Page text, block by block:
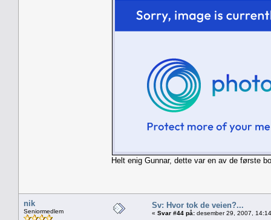
Helt enig Gunnar, dette var en av de første
nik
Seniormedlem
Sv: Hvor tok de veien?...
« Svar #44 på: desember 29, 2007,